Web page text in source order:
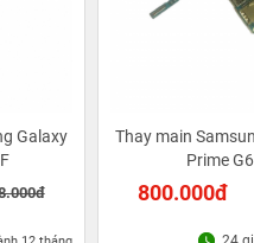
Galaxy
Thay main
Prime
800.000đ